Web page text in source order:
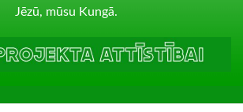
Jēzū, mūsu Kungā.